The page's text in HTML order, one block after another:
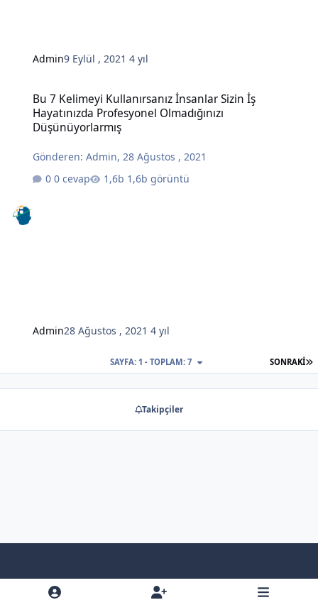
Admin9 Eylül , 20214 yıl
Bu 7 Kelimeyi Kullanırsanız İnsanlar Sizin İş
Hayatınızda Profesyonel Olmadığınızı
Düşünüyorlarmış
Gönderen:Admin,28 Ağustos , 2021
0 cevap
1,6b görüntü
Admin28 Ağustos , 20214 yıl
SONRAKI
SAYFA: 1 - TOPLAM: 7
Takipçiler
Light ModeDark Mode
y